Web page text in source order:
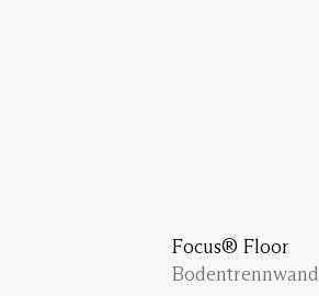
Focus® Floor
Bodentrennwand